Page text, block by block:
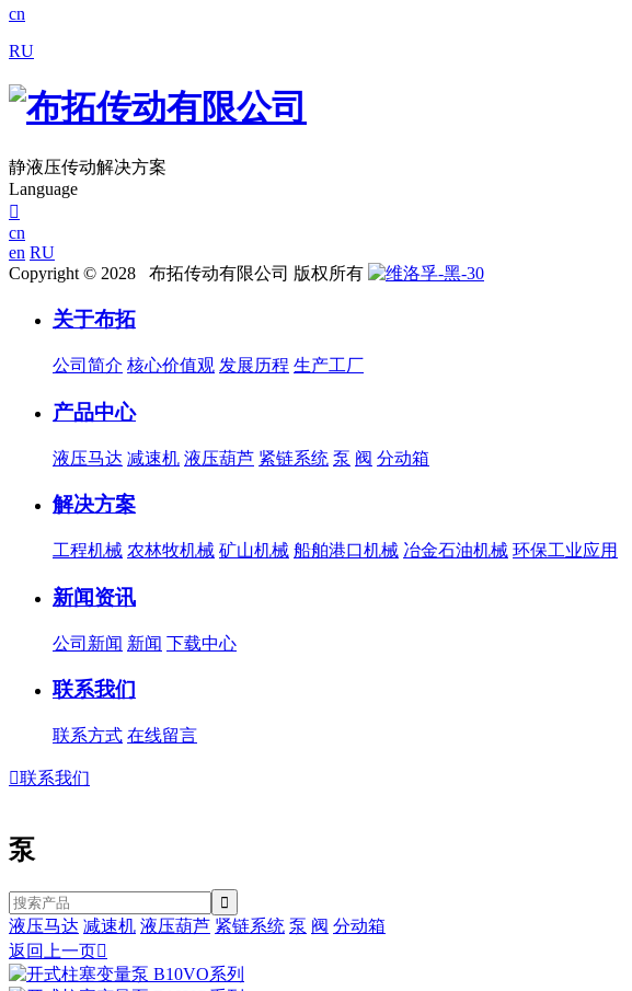
cn
RU
静液压传动解决方案
Language

cn
en RU
Copyright © 2028 布拓传动有限公司 版权所有
关于布拓
公司简介 核心价值观 发展历程 生产工厂
产品中心
液压马达 减速机 液压葫芦 紧链系统 泵 阀 分动箱
解决方案
工程机械 农林牧机械 矿山机械 船舶港口机械 冶金石油机械 环保工业应用
新闻资讯
公司新闻 新闻 下载中心
联系我们
联系方式 在线留言
联系我们
泵
液压马达 减速机 液压葫芦 紧链系统 泵 阀 分动箱
返回上一页